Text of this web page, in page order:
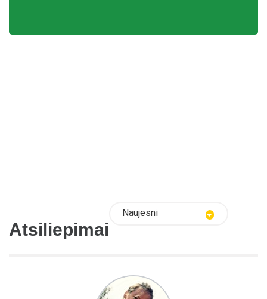
Atsiliepimai
Naujesni